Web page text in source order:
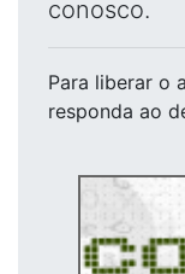
conosco.
Para liberar o
responda ao